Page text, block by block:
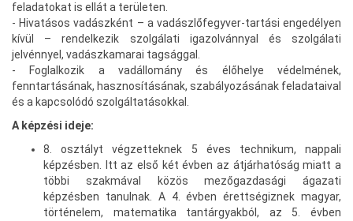
feladatokat is ellát a területen.
- Hivatásos vadászként – a vadászlőfegyver-tartási engedélyen
kívül – rendelkezik szolgálati igazolvánnyal és szolgálati
jelvénnyel, vadászkamarai tagsággal.
- Foglalkozik a vadállomány és élőhelye védelmének,
fenntartásának, hasznosításának, szabályozásának feladataival
és a kapcsolódó szolgáltatásokkal.
A képzési ideje:
8. osztályt végzetteknek 5 éves technikum, nappali
képzésben. Itt az első két évben az átjárhatóság miatt a
többi szakmával közös mezőgazdasági ágazati
képzésben tanulnak. A 4. évben érettségiznek magyar,
történelem, matematika tantárgyakból, az 5. évben